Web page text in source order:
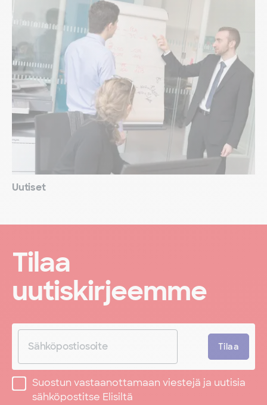
Uutiset
Tilaa
uutiskirjeemme
Suostun vastaanottamaan viestejä ja uutisia
sähköpostitse Elisiltä